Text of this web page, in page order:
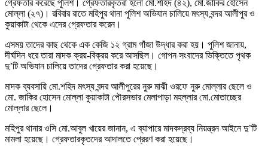
গ্রেফতার করেছে পুলিশ। গ্রেফতারকৃতরা হলো মো.শহিদ (৪২), মো.জাকির হোসেন
মোল্লা (২৭)। রবিবার রাতে মহিপুর থানা পুলিশ অভিযান চালিয়ে মৎস্য বন্দর আলীপুর ও
কুয়াকাটা থেকে এদের গ্রেফতার করেন।
এসময় তাদের কাছ থেকে এক কেজি ১২ গ্রাম গাঁজা উদ্ধার করা হয়। পুলিশ জানায়,
দীর্ঘদিন ধরে তারা মাদক ক্রয়-বিক্রয় করে আসছিল। গোপন সংবাদের ভিক্তিতে পৃথক
দু’টি অভিযান চালিয়ে তাদের গ্রেফতার করা হয়েছে।
মাদক ব্যবসায়ি মো.শহিদ মৎস্য বন্দর আলীপুরের নুরু মাঝী ওরফে নুরু মোল্লার ছেলে ও
মো. জাকির হোসেন মোল্লা কুয়াকাটা পৌরসভার মেলাপাড়া মহল্লার মো.মোতাচ্ছের
মোল্লার ছেলে।
মহিপুর থানার ওসি মো.আবুল খায়ের জানান, এ ব্যাপারে মাদকদ্রব্য নিয়ন্ত্রন আইনে দু’টি
মামলা হয়েছে। গ্রেফতারকৃতদের আদালতে প্রেরণ করা হয়েছে।